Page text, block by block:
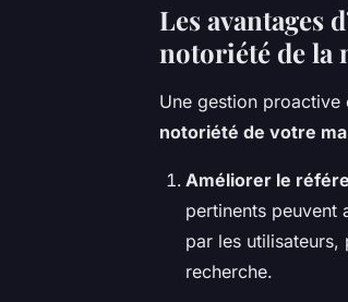
Les avantages
notoriété de la
Une gestion
notoriété de votre
Améliorer le
pertinents peuvent
par les utilisateurs,
recherche.